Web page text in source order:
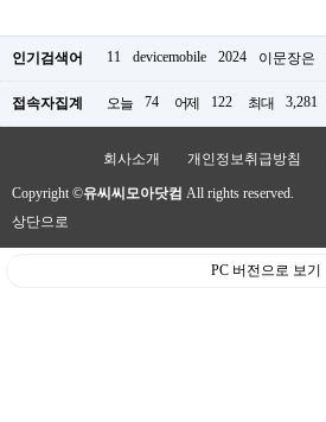
인기검색어 11 devicemobile 2024 이문장은
접속자집계 오늘 74 어제 122 최대 3,281
회사소개 개인정보취급방침
Copyright ©유씨씨모아닷컴 All rights reserved.
상단으로
PC 버전으로 보기